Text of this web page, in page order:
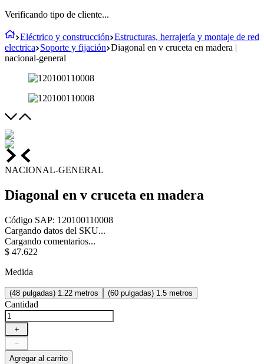
Verificando tipo de cliente...
Eléctrico y construcción Estructuras, herrajería y montaje de red
electrica Soporte y fijación Diagonal en v cruceta en madera |
nacional-general
NACIONAL-GENERAL
Diagonal en v cruceta en madera
Código SAP: 120100110008
Cargando datos del SKU...
Cargando comentarios...
$ 47.622
Medida
(48 pulgadas) 1.22 metros (60 pulgadas) 1.5 metros
Cantidad
＋
－
Agregar al carrito